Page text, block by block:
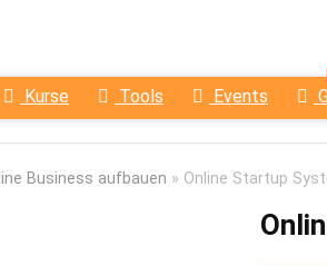
Kurse Tools Events
Business aufbauen » Online Startup